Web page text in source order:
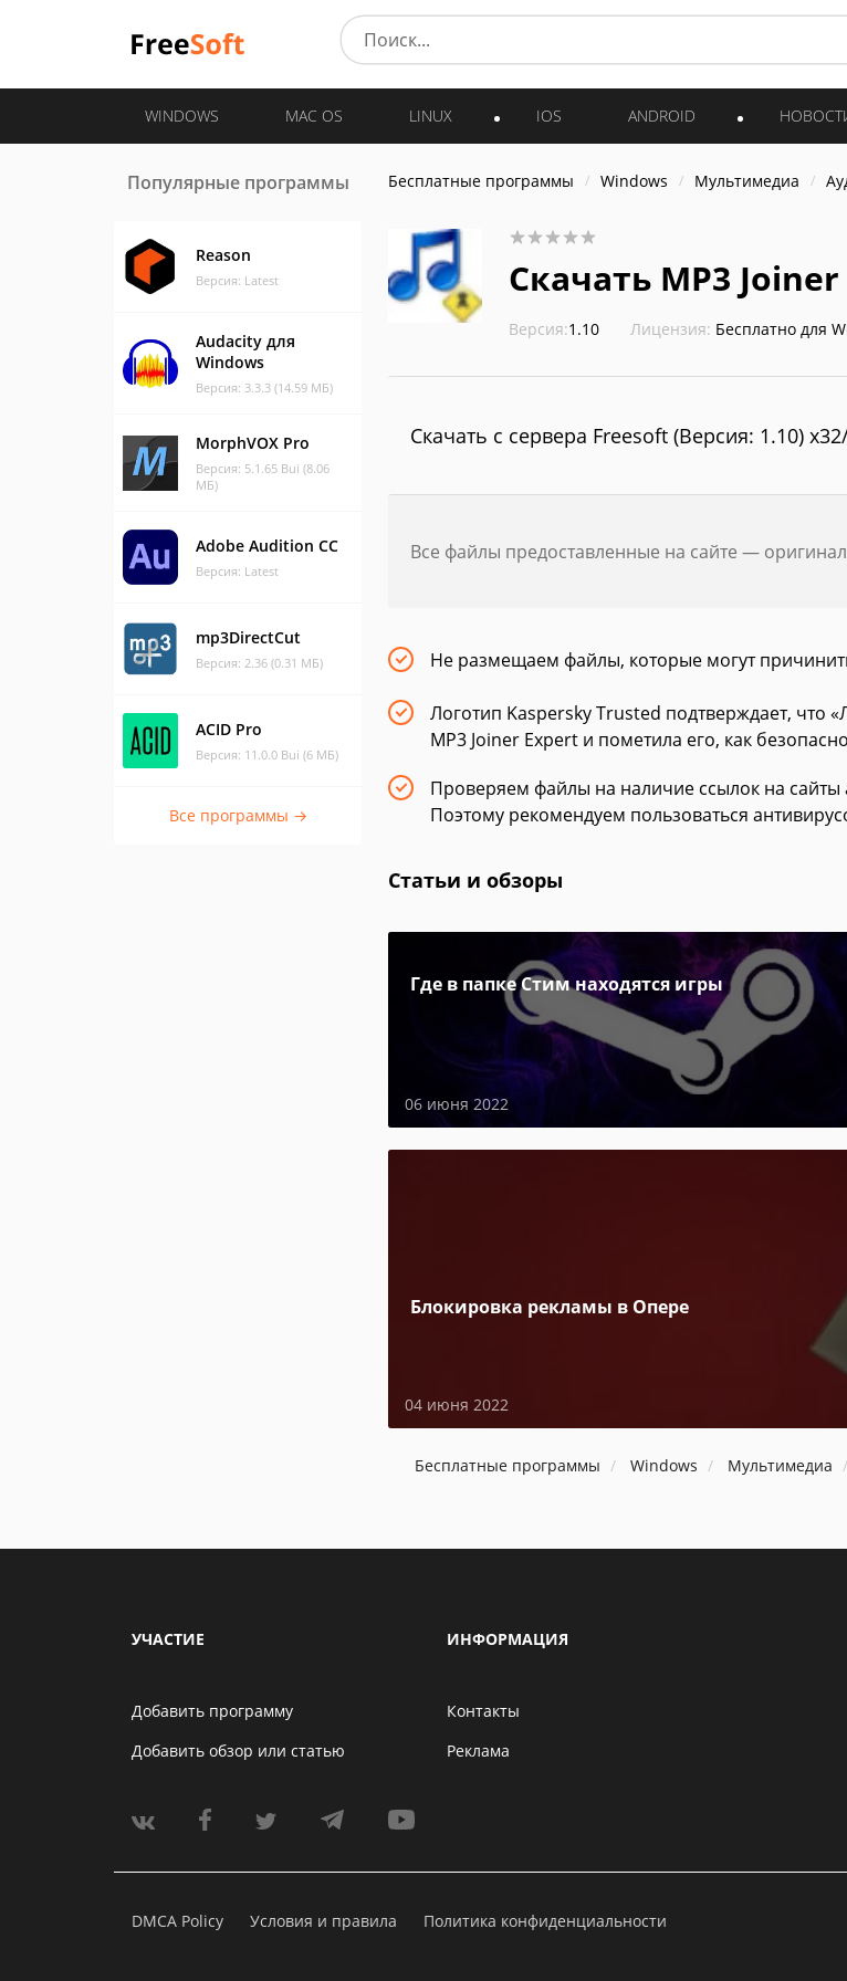
WINDOWS MAC OS LINUX IOS ANDROID
Популярные программы
Reason
Версия: Latest
Audacity для
Windows
Версия: 3.3.3 (14.59 МБ)
MorphVOX Pro
Версия: 5.1.65 Bui (8.06
МБ)
Adobe Audition CC
Версия: Latest
mp3DirectCut
Версия: 2.36 (0.31 МБ)
ACID Pro
Версия: 11.0.0 Bui (6 МБ)
Все программы →
Бесплатные программы Windows Мультимедиа
Скачать MP3
Версия:1.10 Лицензия: Бесплатно для
Скачать с сервера Freesoft (Версия: 1.10)
Все файлы предоставленные на сайте —
Не размещаем файлы, которые могут
Логотип Kaspersky Trusted подтверждает, что
MP3 Joiner Expert и пометила его, как
Проверяем файлы на наличие ссылок на сайты
Поэтому рекомендуем пользоваться
Статьи и обзоры
Где в папке Стим находятся игры
06 июня 2022
Блокировка рекламы в Опере
04 июня 2022
Бесплатные программы Windows Мультимедиа
УЧАСТИЕ
Добавить программу
Добавить обзор или статью
ИНФОРМАЦИЯ
Контакты
Реклама
DMCA Policy Условия и правила
Политика конфиденциальности